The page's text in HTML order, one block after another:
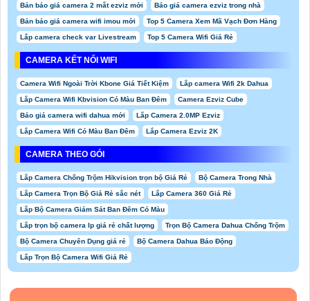
Bản báo giá camera 2 mắt ezviz mới Báo giá camera ezviz trong nhà
Bản báo giá camera wifi imou mới Top 5 Camera Xem Mã Vạch Đơn Hàng
Lắp camera check var Livestream Top 5 Camera Wifi Giá Rẻ
CAMERA KẾT NỐI WIFI
Camera Wifi Ngoài Trời Kbone Giá Tiết Kiệm Lắp camera Wifi 2k Dahua
Lắp Camera Wifi Kbvision Có Màu Ban Đêm Camera Ezviz Cube
Báo giá camera wifi dahua mới Lắp Camera 2.0MP Ezviz
Lắp Camera Wifi Có Màu Ban Đêm Lắp Camera Ezviz 2K
CAMERA THEO GÓI
Lắp Camera Chống Trộm Hikvision trọn bộ Giá Rẻ Bộ Camera Trong Nhà
Lắp Camera Trọn Bộ Giá Rẻ sắc nét Lắp Camera 360 Giá Rẻ
Lắp Bộ Camera Giám Sát Ban Đêm Có Màu
Lắp trọn bộ camera Ip giá rẻ chất lượng Trọn Bộ Camera Dahua Chống Trộm
Bộ Camera Chuyên Dụng giá rẻ Bộ Camera Dahua Báo Động
Lắp Trọn Bộ Camera Wifi Giá Rẻ